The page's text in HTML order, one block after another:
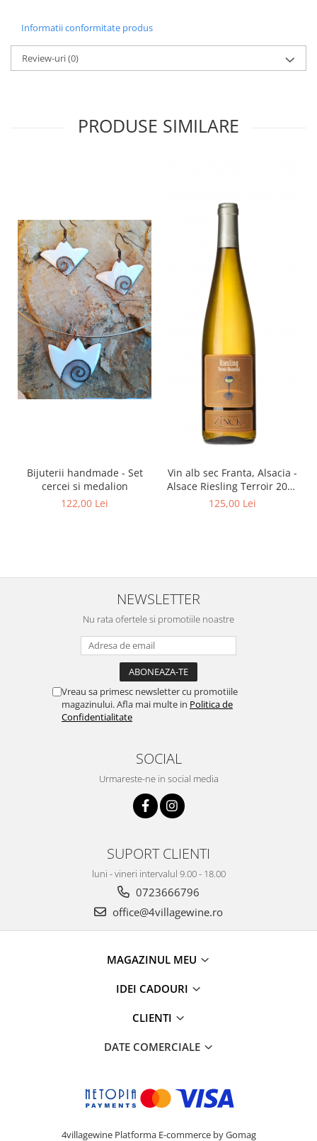
Informatii conformitate produs
Review-uri(0)
PRODUSE SIMILARE
Bijuterii handmade - Set
cercei si medalion
122,00 Lei
Vin alb sec Franta, Alsacia -
Alsace Riesling Terroir 2021
750ml Philippe Zinck -
125,00 Lei
NEWSLETTER
Nu rata ofertele si promotiile noastre
Vreau sa primesc newsletter cu promotiile
magazinului. Afla mai multe in Politica de
Confidentialitate
SOCIAL
Urmareste-ne in social media
SUPORT CLIENTI
luni - vineri intervalul 9.00 - 18.00
0723666796
office@4villagewine.ro
MAGAZINUL MEU
IDEI CADOURI
CLIENTI
DATE COMERCIALE
4villagewine Platforma E-commerce by Gomag